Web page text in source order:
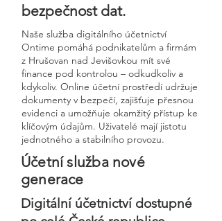
bezpečnost dat.
Naše služba digitálního účetnictví
Ontime pomáhá podnikatelům a firmám
z Hrušovan nad Jevišovkou mít své
finance pod kontrolou – odkudkoliv a
kdykoliv. Online účetní prostředí udržuje
dokumenty v bezpečí, zajišťuje přesnou
evidenci a umožňuje okamžitý přístup ke
klíčovým údajům. Uživatelé mají jistotu
jednotného a stabilního provozu.
Účetní služba nové
generace
Digitální účetnictví dostupné